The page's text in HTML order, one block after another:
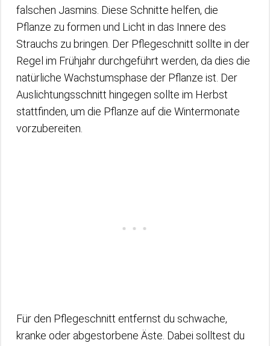
falschen Jasmins. Diese Schnitte helfen, die
Pflanze zu formen und Licht in das Innere des
Strauchs zu bringen. Der Pflegeschnitt sollte in der
Regel im Frühjahr durchgeführt werden, da dies die
natürliche Wachstumsphase der Pflanze ist. Der
Auslichtungsschnitt hingegen sollte im Herbst
stattfinden, um die Pflanze auf die Wintermonate
vorzubereiten.
Für den Pflegeschnitt entfernst du schwache,
kranke oder abgestorbene Äste. Dabei solltest du